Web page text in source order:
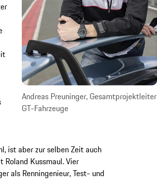
Andreas Preuninger, Gesamtprojektleiter
GT-Fahrzeuge
ist aber zur selben Zeit auch
Kussmaul. Vier
als Renningenieur, Test- und